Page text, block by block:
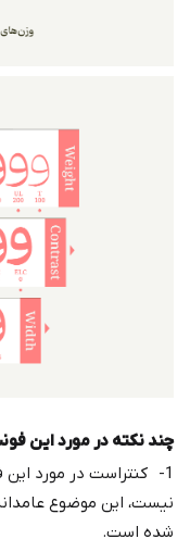
چند نکته در مورد این
1- کنتراست در مورد
نیست، این موضوع
شده است.